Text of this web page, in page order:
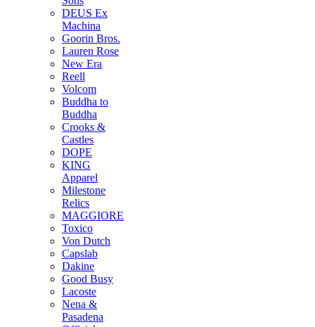
DEUS Ex
Machina
Goorin Bros.
Lauren Rose
New Era
Reell
Volcom
Buddha to
Buddha
Crooks &
Castles
DOPE
KING
Apparel
Milestone
Relics
MAGGIORE
Toxico
Von Dutch
Capslab
Dakine
Good Busy
Lacoste
Nena &
Pasadena